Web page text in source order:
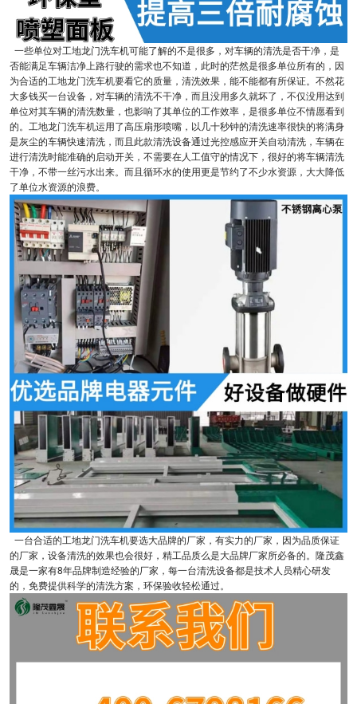
一些单位对工地龙门洗车机可能了解的不是很多，对车辆的清洗是否干净，是
否能满足车辆洁净上路行驶的需求也不知道，此时的茫然是很多单位所有的，因
为合适的工地龙门洗车机要看它的质量，清洗效果，能不能都有所保证。不然花
大多钱买一台设备，对车辆的清洗不干净，而且没用多久就坏了，不仅没用达到
单位对其车辆的清洗数量，也影响了其单位的工作效率，是很多单位不情愿看到
的。工地龙门洗车机运用了高压扇形喷嘴，以几十秒钟的清洗速率很快的将满身
是灰尘的车辆快速清洗，而且此款清洗设备通过光控感应开关自动清洗，车辆在
进行清洗时能准确的启动开关，不需要在人工值守的情况下，很好的将车辆清洗
干净，不带一丝污水出来。而且循环水的使用更是节约了不少水资源，大大降低
了单位水资源的浪费。
一台合适的工地龙门洗车机要选大品牌的厂家，有实力的厂家，因为品质保证
的厂家，设备清洗的效果也会很好，精工品质么是大品牌厂家所必备的。隆茂鑫
晟是一家有8年品牌制造经验的厂家，每一台清洗设备都是技术人员精心研发
的，免费提供科学的清洗方案，环保验收轻松通过。